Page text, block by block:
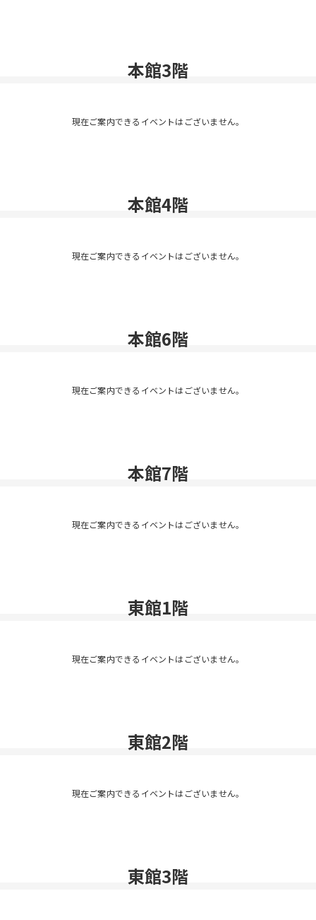
本館3階
現在ご案内できるイベントはございません。
本館4階
現在ご案内できるイベントはございません。
本館6階
現在ご案内できるイベントはございません。
本館7階
現在ご案内できるイベントはございません。
東館1階
現在ご案内できるイベントはございません。
東館2階
現在ご案内できるイベントはございません。
東館3階